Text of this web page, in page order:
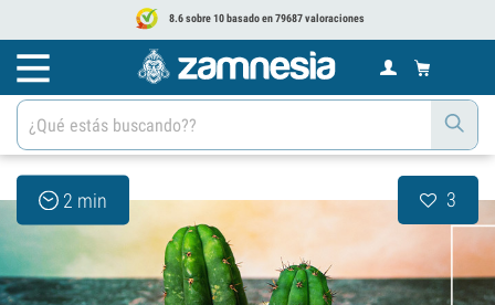
8.6 sobre 10 basado en 79687 valoraciones
2 min 3